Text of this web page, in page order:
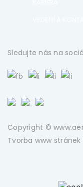
Sledujte nás na
Copyright ©
Tvorba www stránek